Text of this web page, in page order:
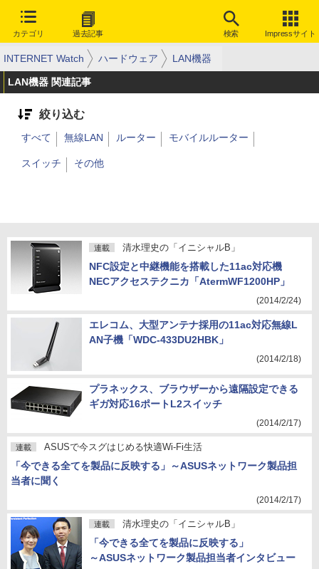
カテゴリ 過去記事 検索 Impressサイト
INTERNET Watch ハードウェア LAN機器
LAN機器 関連記事
絞り込む
すべて 無線LAN ルーター モバイルルーター
スイッチ その他
連載 清水理史の「イニシャルB」
NFC設定と中継機能を搭載した11ac対応機
NECアクセステクニカ「AtermWF1200HP」
(2014/2/24)
エレコム、大型アンテナ採用の11ac対応無線L
AN子機「WDC-433DU2HBK」
(2014/2/18)
プラネックス、ブラウザーから遠隔設定できる
ギガ対応16ポートL2スイッチ
(2014/2/17)
連載 ASUSで今スグはじめる快適Wi-Fi生活
「今できる全てを製品に反映する」～ASUSネットワーク製品担
当者に聞く
(2014/2/17)
連載 清水理史の「イニシャルB」
「今できる全てを製品に反映する」
～ASUSネットワーク製品担当者インタビュー